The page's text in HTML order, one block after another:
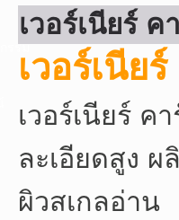
รรม
เวอร์เนียร์ ค
เวอร์เนีย
เวอร์เนียร์ ค
ละเอียดสูง
ผิวสเกลอ่าน